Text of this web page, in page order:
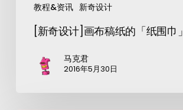
教程&资讯 新奇设计
[新奇设计]画布稿纸的「纸围巾」
马克君
2016年5月30日